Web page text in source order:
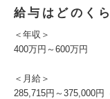
給与はどのく
＜年収＞
400万円～600万円
＜月給＞
285,715円～375,000円